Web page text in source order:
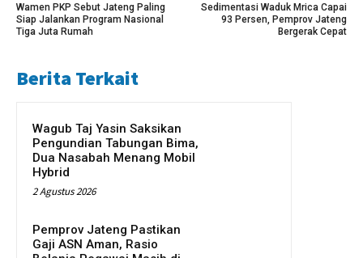
Wamen PKP Sebut Jateng Paling
Siap Jalankan Program Nasional
Tiga Juta Rumah
Sedimentasi Waduk Mrica Capai
93 Persen, Pemprov Jateng
Bergerak Cepat
Berita Terkait
Wagub Taj Yasin Saksikan
Pengundian Tabungan Bima,
Dua Nasabah Menang Mobil
Hybrid
2 Agustus 2026
Pemprov Jateng Pastikan
Gaji ASN Aman, Rasio